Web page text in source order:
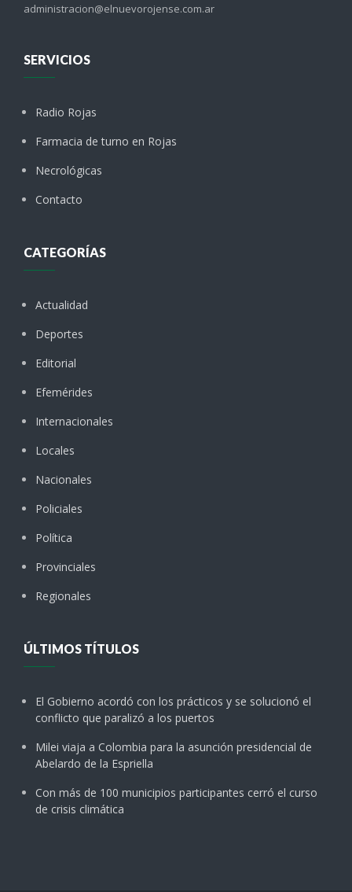
administracion@elnuevorojense.com.ar
SERVICIOS
Radio Rojas
Farmacia de turno en Rojas
Necrológicas
Contacto
CATEGORÍAS
Actualidad
Deportes
Editorial
Efemérides
Internacionales
Locales
Nacionales
Policiales
Política
Provinciales
Regionales
ÚLTIMOS TÍTULOS
El Gobierno acordó con los prácticos y se solucionó el
conflicto que paralizó a los puertos
Milei viaja a Colombia para la asunción presidencial de
Abelardo de la Espriella
Con más de 100 municipios participantes cerró el curso
de crisis climática